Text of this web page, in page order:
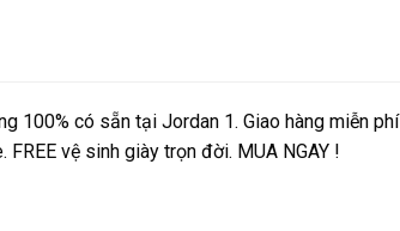
100% có sẵn tại Jordan 1. Giao hàng miễn phí
vệ sinh giày trọn đời. MUA NGAY !